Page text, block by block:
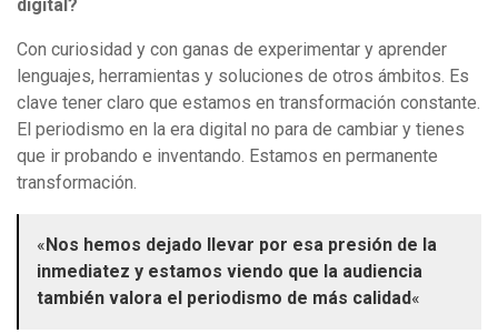
digital?
Con curiosidad y con ganas de experimentar y aprender
lenguajes, herramientas y soluciones de otros ámbitos. Es
clave tener claro que estamos en transformación constante.
El periodismo en la era digital no para de cambiar y tienes
que ir probando e inventando. Estamos en permanente
transformación.
« Nos hemos dejado llevar por esa presión de la
inmediatez y estamos viendo que la audiencia
también valora el periodismo de más calidad«